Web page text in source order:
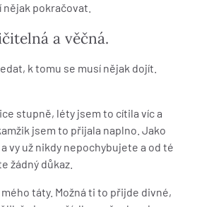
pokračovat.
a věčná.
k tomu se musí nějak dojít.
stupně, léty jsem to cítila víc a
jsem to přijala naplno. Jako
vy už nikdy nepochybujete a od té
žádný důkaz.
táty. Možná ti to přijde divné,